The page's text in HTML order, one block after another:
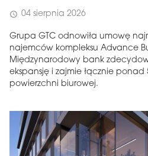
schedule 04 sierpnia 2026
Grupa GTC odnowiła umowę
najemców kompleksu Advance
Międzynarodowy bank
ekspansję i zajmie łącznie ponad
powierzchni biurowej.